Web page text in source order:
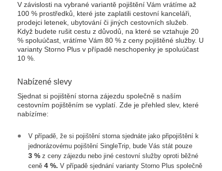
V závislosti na vybrané variantě pojištění Vám vrátíme až
100 % prostředků, které jste zaplatili cestovní kanceláři,
prodejci letenek, ubytování či jiných cestovních služeb.
Když budete rušit cestu z důvodů, na které se vztahuje 20
% spoluúčast, vrátíme Vám 80 % z ceny pojištěné služby. U
varianty Storno Plus v případě neschopenky je spoluúčast
10 %.
Nabízené slevy
Sjednat si pojištění storna zájezdu společně s naším
cestovním pojištěním se vyplatí. Zde je přehled slev, které
nabízíme:
V případě, že si pojištění storna sjednáte jako připojištění k
jednorázovému pojištění SingleTrip, bude Vás stát pouze
3 % z ceny zájezdu nebo jiné cestovní služby oproti běžné
ceně 4 %. V případě sjednání varianty Storno Plus společně